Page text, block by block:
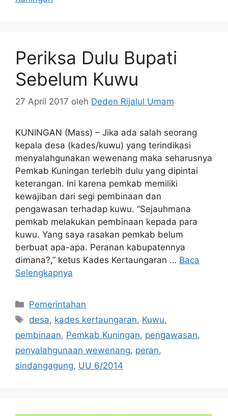
Periksa Dulu Bupati
Sebelum Kuwu
27 April 2017 oleh Deden Rijalul Umam
KUNINGAN (Mass) – Jika ada salah seorang
kepala desa (kades/kuwu) yang terindikasi
menyalahgunakan wewenang maka seharusnya
Pemkab Kuningan terlebih dulu yang dipintai
keterangan. Ini karena pemkab memiliki
kewajiban dari segi pembinaan dan
pengawasan terhadap kuwu. “Sejauhmana
pemkab melakukan pembinaan kepada para
kuwu. Yang saya rasakan pemkab belum
berbuat apa-apa. Peranan kabupatennya
dimana?,” ketus Kades Kertaungaran … Baca
Selengkapnya
Kategori
Pemerintahan
Tag
desa, kades kertaungaran, Kuwu,
pembinaan, Pemkab Kuningan, pengawasan,
penyalahgunaan wewenang, peran,
sindangagung, UU 6/2014